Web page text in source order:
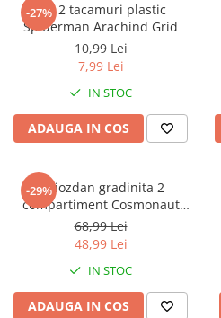
-27%
Set 2 tacamuri plastic
Spiderman Arachind Grid
10,99 Lei
7,99 Lei
IN STOC
ADAUGA IN COS
-29%Ghiozdan gradinita 2
compartiment Cosmonaut
Space Explorer, 33x23x10 cm
68,99 Lei
48,99 Lei
IN STOC
ADAUGA IN COS